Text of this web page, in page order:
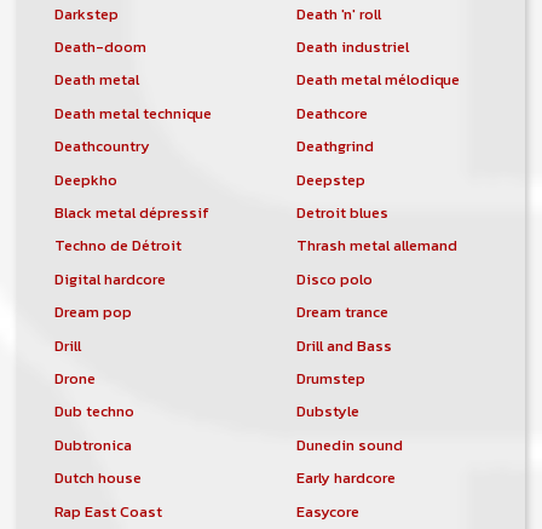
Darkstep
Death 'n' roll
Death-doom
Death industriel
Death metal
Death metal mélodique
Death metal technique
Deathcore
Deathcountry
Deathgrind
Deepkho
Deepstep
Black metal dépressif
Detroit blues
Techno de Détroit
Thrash metal allemand
Digital hardcore
Disco polo
Dream pop
Dream trance
Drill
Drill and Bass
Drone
Drumstep
Dub techno
Dubstyle
Dubtronica
Dunedin sound
Dutch house
Early hardcore
Rap East Coast
Easycore